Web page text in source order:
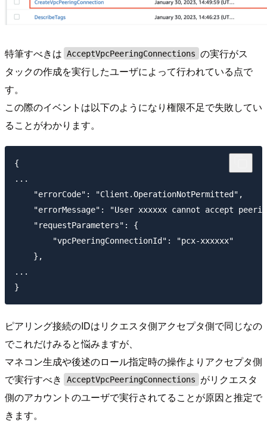
特筆すべきは AcceptVpcPeeringConnections の実行がス
タックの作成を実行したユーザによって行われている点で
す。
この際のイベントは以下のようになり権限不足で失敗してい
ることがわかります。
{
...
    "errorCode": "Client.OperationNotPermitted",
"errorMessage": "User xxxxxx cannot accept
    "requestParameters": {
        "vpcPeeringConnectionId": "pcx-xxxxxx"
    },
...
ピアリング接続のIDはリクエスタ側アクセプタ側で同じなの
でこれだけみると悩みますが、
マネコン生成や後述のロール指定時の操作よりアクセプタ側
で実行すべき
AcceptVpcPeeringConnections
がリクエスタ
側のアカウントのユーザで実行されてることが原因と推定で
きます。